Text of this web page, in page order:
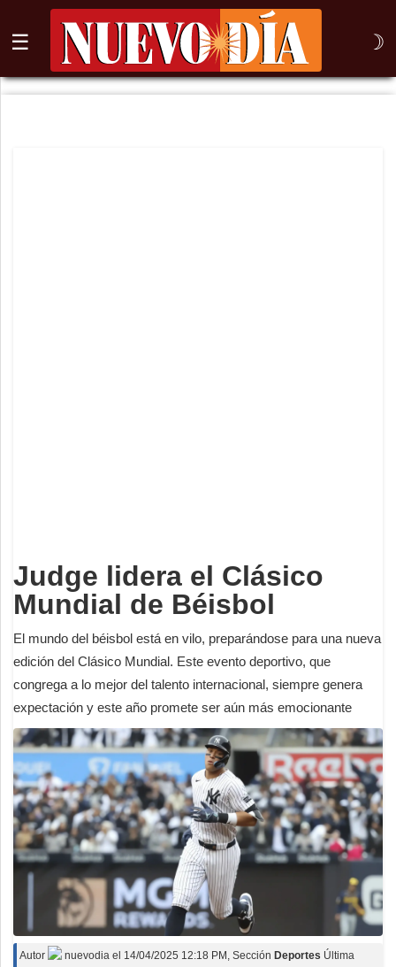
☰ ☽
⌕
Judge lidera el Clásico
Mundial de Béisbol
El mundo del béisbol está en vilo, preparándose para una nueva
edición del Clásico Mundial. Este evento deportivo, que
congrega a lo mejor del talento internacional, siempre genera
expectación y este año promete ser aún más emocionante
Autor nuevodia el 14/04/2025 12:18 PM , Sección Deportes Última